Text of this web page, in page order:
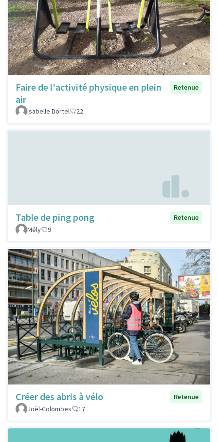
Faire de l'activité physique en plein
air
Retenue
Isabelle Dortel 22
Table de ping pong
Retenue
Mély
9
Créer des abris à vélo
Retenue
Joël-Colombes
17